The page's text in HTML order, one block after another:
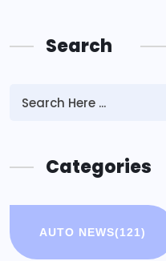
Search
Categories
AUTO NEWS(121)